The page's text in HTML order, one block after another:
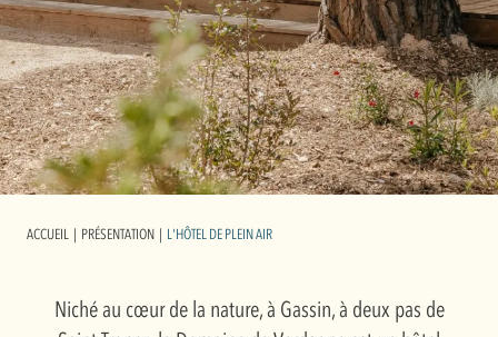
ACCUEIL | PRÉSENTATION | L'HÔTEL DE PLEIN AIR
Niché au cœur de la nature, à Gassin, à deux pas de